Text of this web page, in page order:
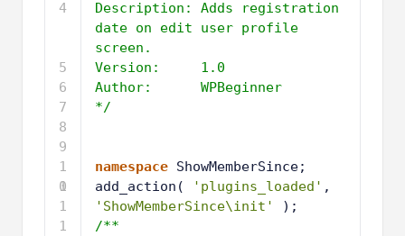
4
5
6
7
8
9
1
0
1
1
1
Description: Adds registration
date on edit user profile
screen.
Version:     1.0
Author:      WPBeginner
*/
namespace ShowMemberSince;
add_action(
'plugins_loaded'
'ShowMemberSince\init'
);
/**